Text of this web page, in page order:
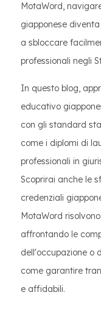
MotaWord,
giapponese
a sbloccare
professionali negli
In questo blog,
educativo
con gli standard
come i diplomi di
professionali in
Scoprirai anche le
credenziali
MotaWord
affrontando le
dell'occupazione o
come garantire
e affidabili.